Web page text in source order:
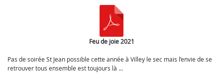
Feu de joie 2021
Pas de soirée St Jean possible cette année à Villey le sec mais l’envie de se
retrouver tous ensemble est toujours là …